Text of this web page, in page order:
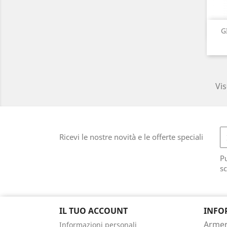
Ricevi le nostre novità e le offerte speciali
IL TUO ACCOUNT
Informazioni personali